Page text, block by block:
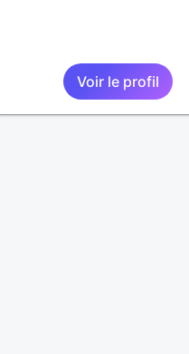
Voir le profil